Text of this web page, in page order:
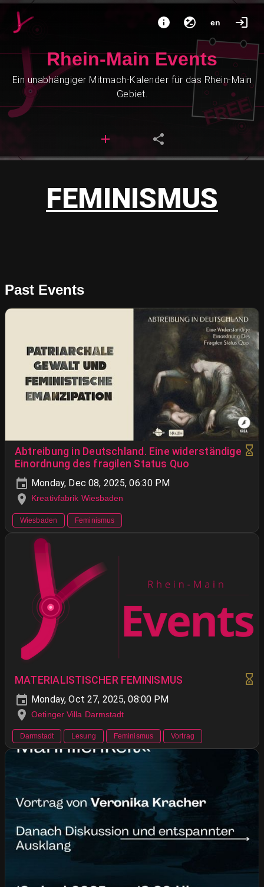
en
Rhein-Main Events
Ein unabhängiger Mitmach-Kalender für das Rhein-Main
Gebiet.
FEMINISMUS
Past Events
Abtreibung in Deutschland. Eine widerständige
Einordnung des fragilen Status Quo
Monday, Dec 08, 2025, 06:30 PM
Kreativfabrik Wiesbaden
Wiesbaden Feminismus
MATERIALISTISCHER FEMINISMUS
Monday, Oct 27, 2025, 08:00 PM
Oetinger Villa Darmstadt
Darmstadt Lesung Feminismus Vortrag